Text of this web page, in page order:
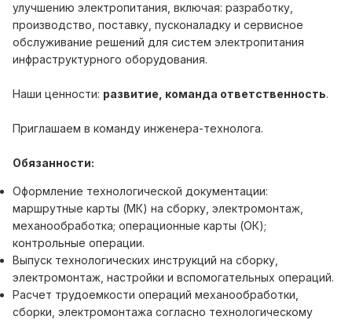
улучшению электропитания, включая: разработку,
производство, поставку, пусконаладку и сервисное
обслуживание решений для систем электропитания
инфраструктурного оборудования.
Наши ценности: развитие, команда ответственность.
Приглашаем в команду инженера-технолога.
Обязанности:
Оформление технологической документации:
маршрутные карты (МК) на сборку, электромонтаж,
механообработка; операционные карты (ОК);
контрольные операции.
Выпуск технологических инструкций на сборку,
электромонтаж, настройки и вспомогательных операций.
Расчет трудоемкости операций механообработки,
сборки, электромонтажа согласно технологическому